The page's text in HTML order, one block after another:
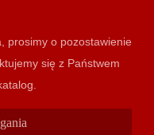
prosimy o pozostawienie
się z Państwem